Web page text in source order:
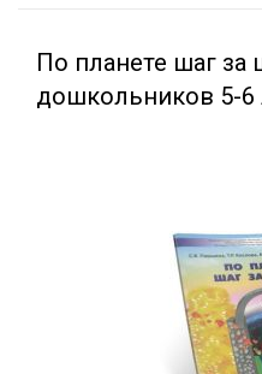
По планете шаг
дошкольников 5-6